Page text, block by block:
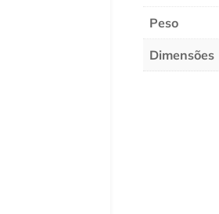
Peso
Dimensões